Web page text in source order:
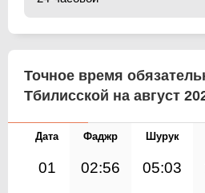
Точное время
Тбилисской на август
Дата Фаджр Шурук
01 02:56 05:03